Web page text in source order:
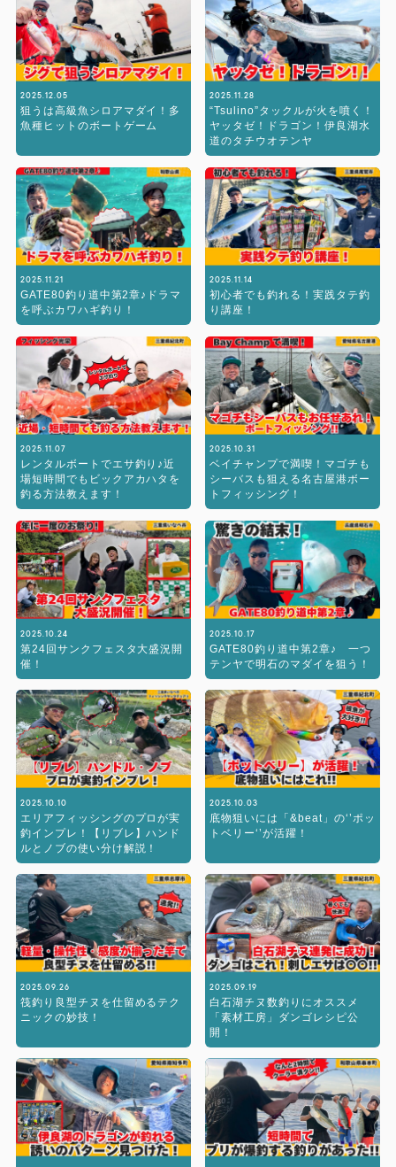
2025.12.05
狙うは高級魚シロアマダイ！多
魚種ヒットのボートゲーム
2025.11.28
“Tsulino”タックルが火を噴く！
ヤッタゼ！ドラゴン！伊良湖水
道のタチウオテンヤ
2025.11.21
GATE80釣り道中第2章♪ドラマ
を呼ぶカワハギ釣り！
2025.11.14
初心者でも釣れる！実践タテ釣
り講座！
2025.11.07
レンタルボートでエサ釣り♪近
場短時間でもビックアカハタを
釣る方法教えます！
2025.10.31
ベイチャンプで満喫！マゴチも
シーバスも狙える名古屋港ボー
トフィッシング！
2025.10.24
第24回サンクフェスタ大盛況開
催！
2025.10.17
GATE80釣り道中第2章♪ 一つ
テンヤで明石のマダイを狙う！
2025.10.10
エリアフィッシングのプロが実
釣インプレ！【リブレ】ハンド
ルとノブの使い分け解説！
2025.10.03
底物狙いには「&beat」の‘’ポッ
トベリー‘’が活躍！
2025.09.26
筏釣り良型チヌを仕留めるテク
ニックの妙技！
2025.09.19
白石湖チヌ数釣りにオススメ
「素材工房」ダンゴレシピ公
開！